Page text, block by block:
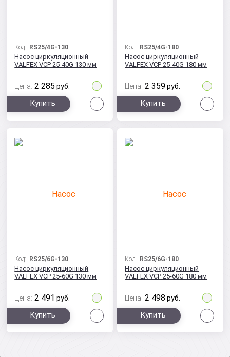
Код: RS25/4G-130
Насос циркуляционный
VALFEX VCP 25-40G 130 мм
Цена: 2 285 руб.
Купить
Код: RS25/4G-180
Насос циркуляционный
VALFEX VCP 25-40G 180 мм
Цена: 2 359 руб.
Купить
Код: RS25/6G-130
Насос циркуляционный
VALFEX VCP 25-60G 130 мм
Цена: 2 491 руб.
Купить
Код: RS25/6G-180
Насос циркуляционный
VALFEX VCP 25-60G 180 мм
Цена: 2 498 руб.
Купить